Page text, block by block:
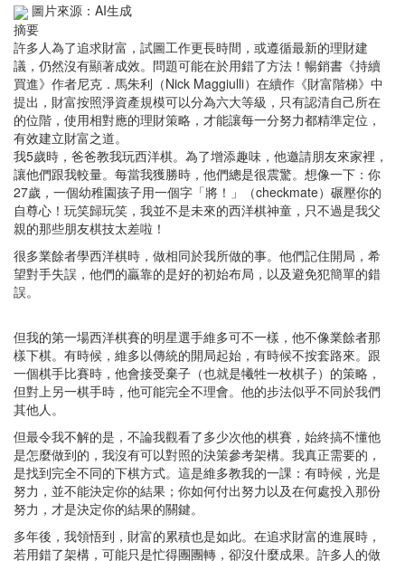
圖片來源：AI生成
摘要
許多人為了追求財富，試圖工作更長時間，或遵循最新的理財建
議，仍然沒有顯著成效。問題可能在於用錯了方法！暢銷書《持續
買進》作者尼克．馬朱利（Nick Maggiulli）在續作《財富階梯》中
提出，財富按照淨資產規模可以分為六大等級，只有認清自己所在
的位階，使用相對應的理財策略，才能讓每一分努力都精準定位，
有效建立財富之道。
我5歲時，爸爸教我玩西洋棋。為了增添趣味，他邀請朋友來家裡，
讓他們跟我較量。每當我獲勝時，他們總是很震驚。想像一下：你
27歲，一個幼稚園孩子用一個字「將！」（checkmate）碾壓你的
自尊心！玩笑歸玩笑，我並不是未來的西洋棋神童，只不過是我父
親的那些朋友棋技太差啦！
很多業餘者學西洋棋時，做相同於我所做的事。他們記住開局，希
望對手失誤，他們的贏靠的是好的初始布局，以及避免犯簡單的錯
誤。
但我的第一場西洋棋賽的明星選手維多可不一樣，他不像業餘者那
樣下棋。有時候，維多以傳統的開局起始，有時候不按套路來。跟
一個棋手比賽時，他會接受棄子（也就是犧牲一枚棋子）的策略，
但對上另一棋手時，他可能完全不理會。他的步法似乎不同於我們
其他人。
但最令我不解的是，不論我觀看了多少次他的棋賽，始終搞不懂他
是怎麼做到的，我沒有可以對照的決策參考架構。我真正需要的，
是找到完全不同的下棋方式。這是維多教我的一課：有時候，光是
努力，並不能決定你的結果；你如何付出努力以及在何處投入那份
努力，才是決定你的結果的關鍵。
多年後，我領悟到，財富的累積也是如此。在追求財富的進展時，
若用錯了架構，可能只是忙得團團轉，卻沒什麼成果。許多人的做